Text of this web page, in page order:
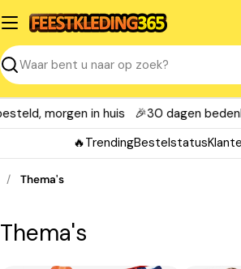
Spring
naar
inhoud
Zoeken
morgen in huis 🎉30 dagen bedenktijd
🔥TrendingBestelstatus
/ Thema's
C
Thema's